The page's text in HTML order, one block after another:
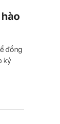
đồng
kỷ